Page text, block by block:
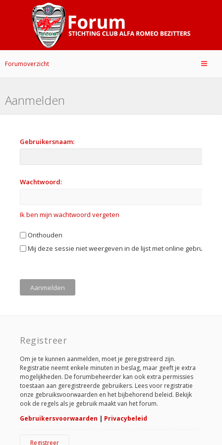
Forumoverzicht
Aanmelden
Gebruikersnaam:
Wachtwoord:
Ik ben mijn wachtwoord vergeten
Onthouden
Mij deze sessie niet weergeven in de lijst met online gebruikers
Registreer
Om je te kunnen aanmelden, moet je geregistreerd zijn.
Registratie neemt enkele minuten in beslag, maar geeft je extra
mogelijkheden. De forumbeheerder kan ook extra permissies
toestaan aan geregistreerde gebruikers. Lees voor registratie
onze gebruiksvoorwaarden en het bijbehorend beleid. Bekijk
ook de regels als je gebruik maakt van het forum.
Gebruikersvoorwaarden | Privacybeleid
Registreer